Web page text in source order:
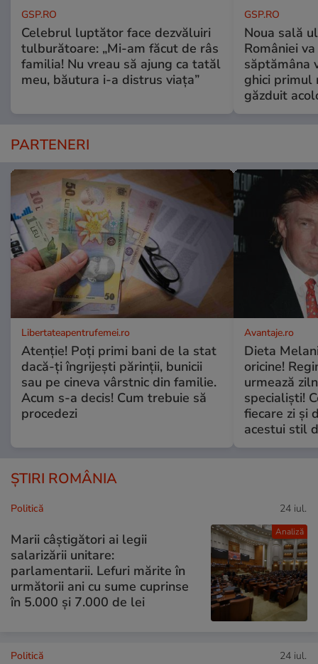
GSP.RO
Celebrul luptător face dezvăluiri
tulburătoare: „Mi-am făcut de râs
familia! Nu vreau să ajung ca tatăl
meu, băutura i-a distrus viața”
GSP.RO
Noua sală
României
săptămâna
ghici primul
găzduit
PARTENERI
Libertateapentrufemei.ro
Atenție! Poți primi bani de la stat
dacă-ți îngrijești părinții, bunicii
sau pe cineva vârstnic din familie.
Acum s-a decis! Cum trebuie să
procedezi
Avantaje.ro
Dieta
oricine!
urmează
specialiști!
fiecare zi și
acestui stil
ȘTIRI ROMÂNIA
Analiză
Politică 24 iul.
Marii câștigători ai legii
salarizării unitare:
parlamentarii. Lefuri mărite în
următorii ani cu sume cuprinse
în 5.000 și 7.000 de lei
Politică 24 iul.